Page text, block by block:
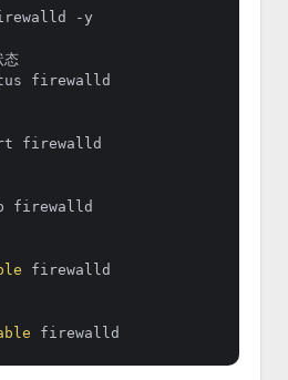
-y
// 查看当前防火墙状态
firewalld
firewalld
firewalld
firewalld
firewalld